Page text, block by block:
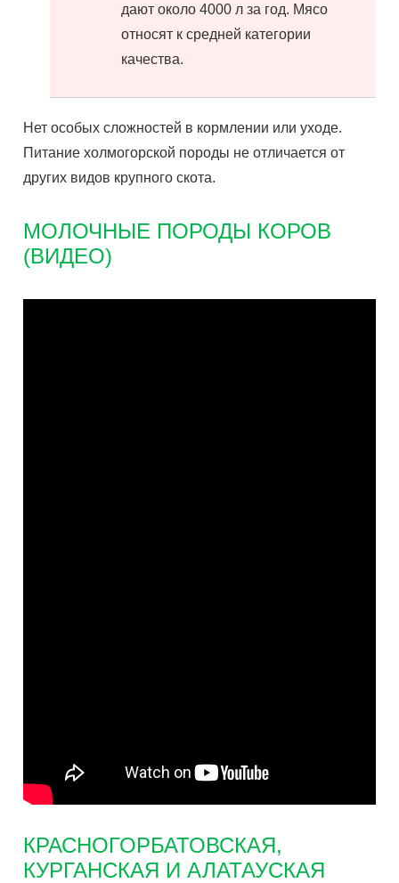
дают около 4000 л за год. Мясо
относят к средней категории
качества.
Нет особых сложностей в кормлении или уходе.
Питание холмогорской породы не отличается от
других видов крупного скота.
МОЛОЧНЫЕ ПОРОДЫ КОРОВ
(ВИДЕО)
КРАСНОГОРБАТОВСКАЯ,
КУРГАНСКАЯ И АЛАТАУСКАЯ